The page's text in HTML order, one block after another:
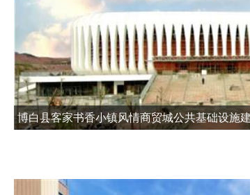
博白县客家书香小镇风情商贸城公共基础设施